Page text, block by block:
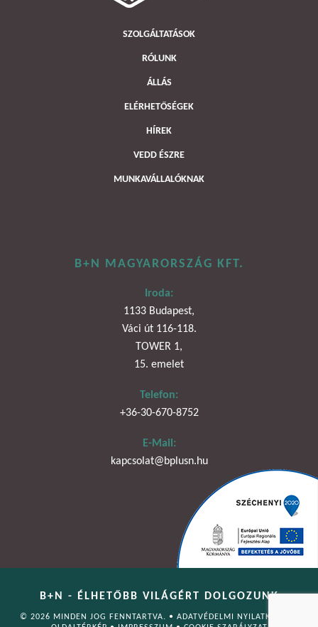
SZOLGÁLTATÁSOK
RÓLUNK
ÁLLÁS
ELÉRHETŐSÉGEK
HÍREK
VEDD ÉSZRE
MUNKAVÁLLALÓKNAK
B+N MAGYARORSZÁG KFT.
Iroda:
1133 Budapest,
Váci út 116-118.
TOWER 1,
15. emelet
Telefon:
+36-30-670-8752
E-Mail:
kapcsolat@bplusn.hu
B+N - ÉLHETŐBB VILÁGÉRT DOLGOZUNK
© 2026 MINDEN JOG FENNTARTVA. • ADATVÉDELMI NYILATKOZAT